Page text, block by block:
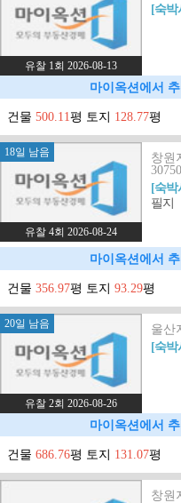
유찰 1회 2026-08-13
[숙박
마이옥션에서
건물 500.11평 토지 128.77평
18일 남음
유찰 4회 2026-08-24
창원
30750
[숙박
필지
마이옥션에서
건물 356.97평 토지 93.29평
20일 남음
유찰 2회 2026-08-26
울산
[숙박
마이옥션에서
건물 686.76평 토지 131.07평
창원